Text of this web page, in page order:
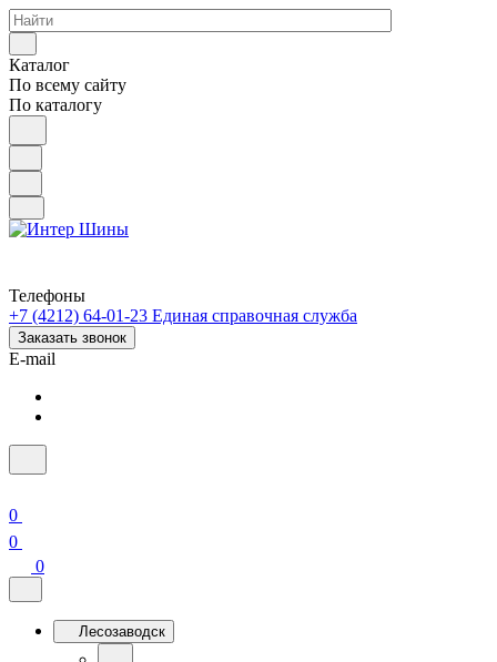
Каталог
По всему сайту
По каталогу
Телефоны
+7 (4212) 64-01-23 Единая справочная служба
Заказать звонок
E-mail
0
0
0
Лесозаводск